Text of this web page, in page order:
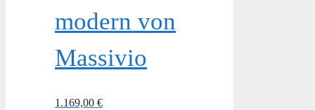
modern von
Massivio
1.169,00 €